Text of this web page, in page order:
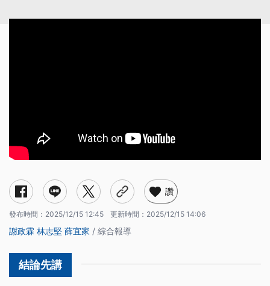
讚
發布時間： 2025/12/15 12:45 更新時間： 2025/12/15 14:06
謝政霖 林志堅 薛宜家 / 綜合報導